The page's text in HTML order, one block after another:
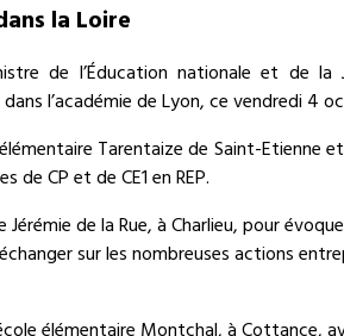
la Loire
de l’Éducation nationale et de la
l’académie de Lyon, ce vendredi 4
Tarentaize de Saint-Etienne
de CP et de CE1 en REP.
Jérémie de la Rue, à Charlieu, pour
sur les nombreuses actions